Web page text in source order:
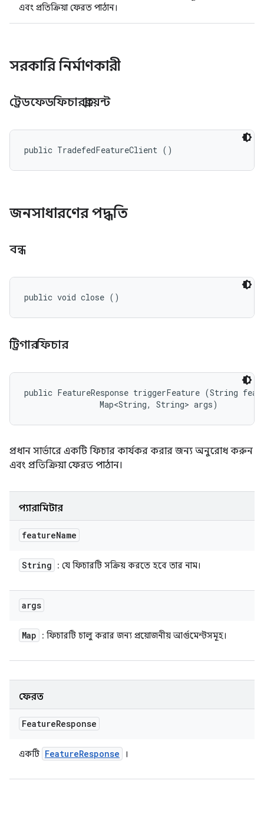
এবং প্রতিক্রিয়া ফেরত পাঠান।
সরকারি নির্মাণকারী
ট্রেডফেডফিচারক্লায়েন্ট
public TradefedFeatureClient ()
জনসাধারণের পদ্ধতি
বন্ধ
public void close ()
ট্রিগারফিচার
public FeatureResponse triggerFeature (String
                Map<String, String> args)
প্রধান সার্ভারে একটি ফিচার কার্যকর করার জন্য অনুরোধ করুন
এবং প্রতিক্রিয়া ফেরত পাঠান।
প্যারামিটার
featureName
String : যে ফিচারটি সক্রিয় করতে হবে তার নাম।
args
Map : ফিচারটি চালু করার জন্য প্রয়োজনীয় আর্গুমেন্টসমূহ।
ফেরত
FeatureResponse
একটি FeatureResponse ।